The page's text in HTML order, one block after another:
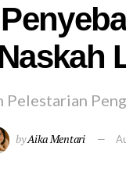
Pelestarian
byAika Mentari